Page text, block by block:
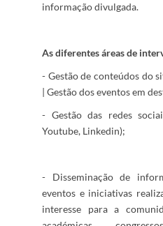
informação divulgada.
As diferentes áreas de
- Gestão de conteúdos do
| Gestão dos eventos em
- Gestão das redes
Youtube, Linkedin);
- Disseminação de
eventos e iniciativas
interesse para a